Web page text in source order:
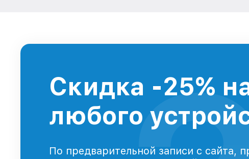
Скидка -25%
любого
По предварительной записи с сайта,